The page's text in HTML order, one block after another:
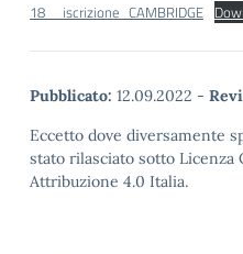
18__iscrizione_CAMBRIDGE
Pubblicato: 12.09.2022 -
Eccetto dove diversamente
stato rilasciato sotto Licenza
Attribuzione 4.0 Italia.